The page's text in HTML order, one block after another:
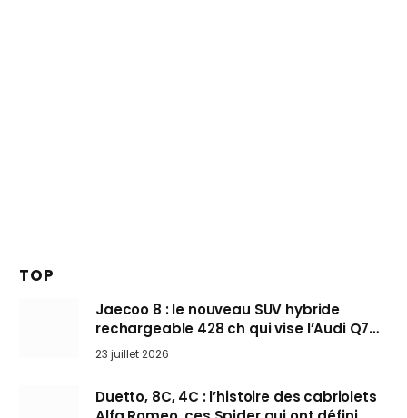
TOP
Jaecoo 8 : le nouveau SUV hybride
rechargeable 428 ch qui vise l’Audi Q7
arrive en Europe cet automne
23 juillet 2026
Duetto, 8C, 4C : l’histoire des cabriolets